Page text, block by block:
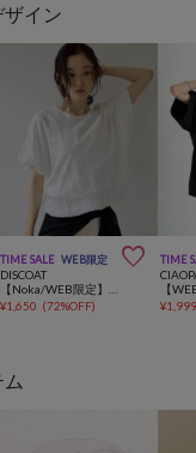
イン
TIME SALE WEB限定 
DISCOAT
¥1,650 (72%OFF)
TIME
¥